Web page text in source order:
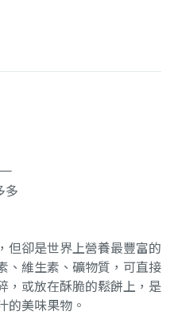
多
但卻是世界上營養最豐富的
、維生素、礦物質，可直接
，或放在酥脆的鬆餅上，是
的美味果物。